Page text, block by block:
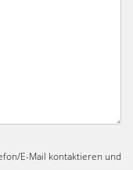
E-Mail kontaktieren und